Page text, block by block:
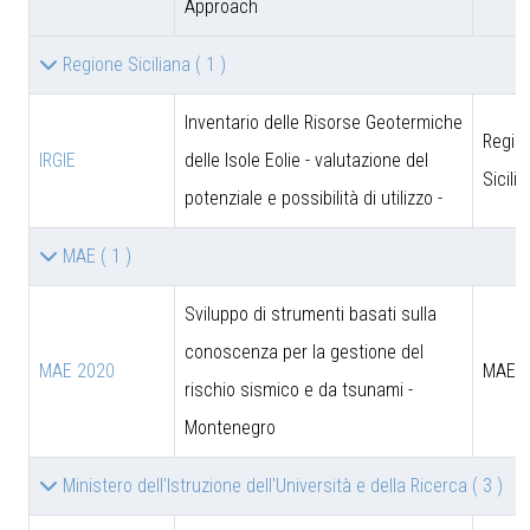
Approach
Regione Siciliana ( 1 )
IRGIE
Inventario delle Risorse Geotermiche
delle Isole Eolie - valutazione del
potenziale e possibilità di utilizzo -
MAE ( 1 )
MAE 2020
Sviluppo di strumenti basati sulla
conoscenza per la gestione del
rischio sismico e da tsunami -
Montenegro
MAE
Ministero dell'Istruzione dell'Università e della Ricerca ( 3 )